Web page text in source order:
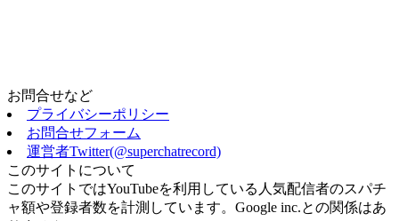
お問合せなど
プライバシーポリシー
お問合せフォーム
運営者Twitter(@superchatrecord)
このサイトについて
このサイトではYouTubeを利用している人気配信者のスパチ
ャ額や登録者数を計測しています。Google inc.との関係はあ